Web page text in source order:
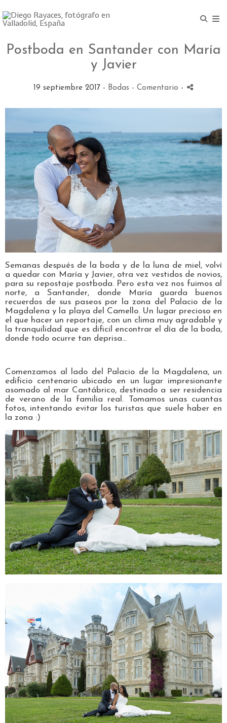
Postboda en Santander con María
y Javier
19 septiembre 2017 - Bodas - Comentario -
Semanas después de la boda y de la luna de miel, volví
a quedar con María y Javier, otra vez vestidos de novios,
para su repostaje postboda. Pero esta vez nos fuimos al
norte, a Santander, donde María guarda buenos
recuerdos de sus paseos por la zona del Palacio de la
Magdalena y la playa del Camello. Un lugar precioso en
el que hacer un reportaje, con un clima muy agradable y
la tranquilidad que es dificil encontrar el día de la boda,
donde todo ocurre tan deprisa...
Comenzamos al lado del Palacio de la Magdalena, un
edificio centenario ubicado en un lugar impresionante
asomado al mar Cantábrico, destinado a ser residencia
de verano de la familia real. Tomamos unas cuantas
fotos, intentando evitar los turistas que suele haber en
la zona :)